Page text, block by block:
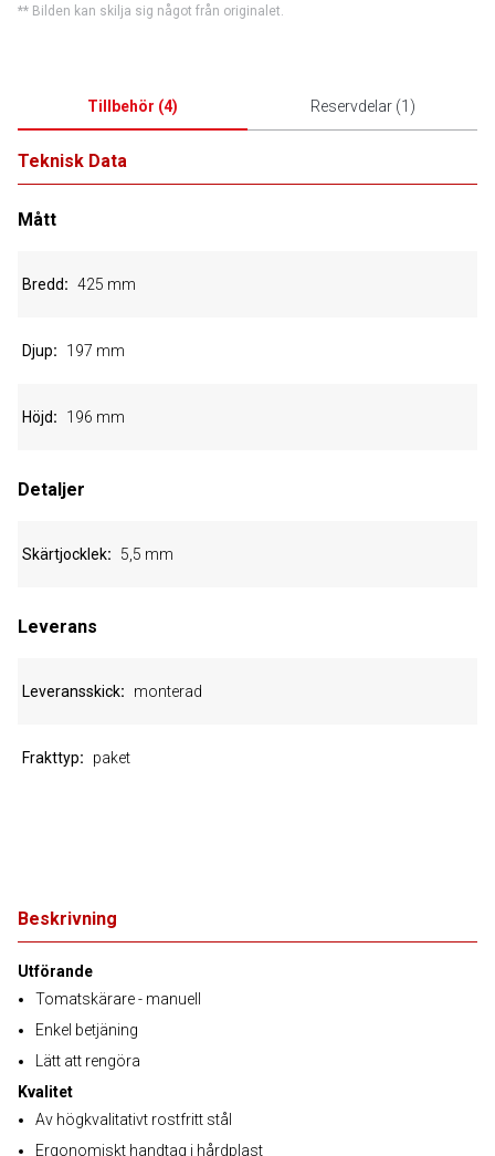
** Bilden kan skilja sig något från originalet.
Tillbehör (4) Reservdelar(1 )
Beskrivning
Utförande
Tomatskärare - manuell
Enkel betjäning
Lätt att rengöra
Kvalitet
Av högkvalitativt rostfritt stål
Ergonomiskt handtag i hårdplast
Teknisk Data
Mått
Bredd 425 mm
Djup 197 mm
Höjd 196 mm
Detaljer
Skärtjocklek 5,5 mm
Leverans
Leveransskick monterad
Frakttyp paket